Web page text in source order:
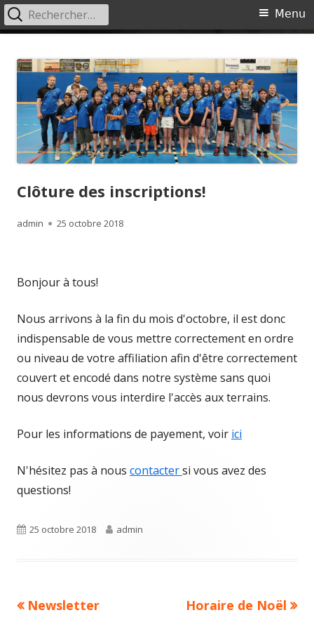
Menu
Menu
Rechercher :
Clôture des inscriptions!
Auteur
admin
Publié
25 octobre 2018
Bonjour à tous!
Nous arrivons à la fin du mois d'octobre, il est donc
indispensable de vous mettre correctement en ordre
ou niveau de votre affiliation afin d'être correctement
couvert et encodé dans notre système sans quoi
nous devrons vous interdire l'accès aux terrains.
Pour les informations de payement, voir ici
N'hésitez pas à nous contactersi vous avez des
questions!
Publié
25 octobre 2018 Auteur
admin
Navigation
Article
Newsletter
Article
Horaire de Noël